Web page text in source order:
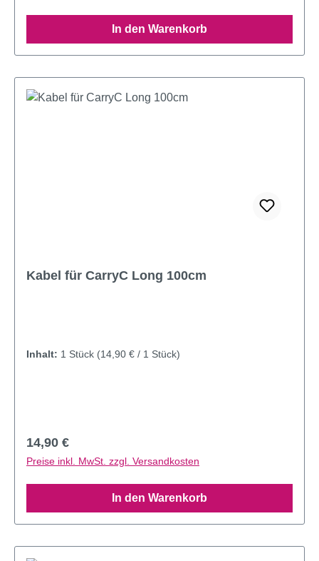
In den Warenkorb
Kabel für CarryC Long 100cm
Inhalt: 1 Stück (14,90 € / 1 Stück)
Regulärer Preis:
14,90 €
Preise inkl. MwSt. zzgl. Versandkosten
In den Warenkorb